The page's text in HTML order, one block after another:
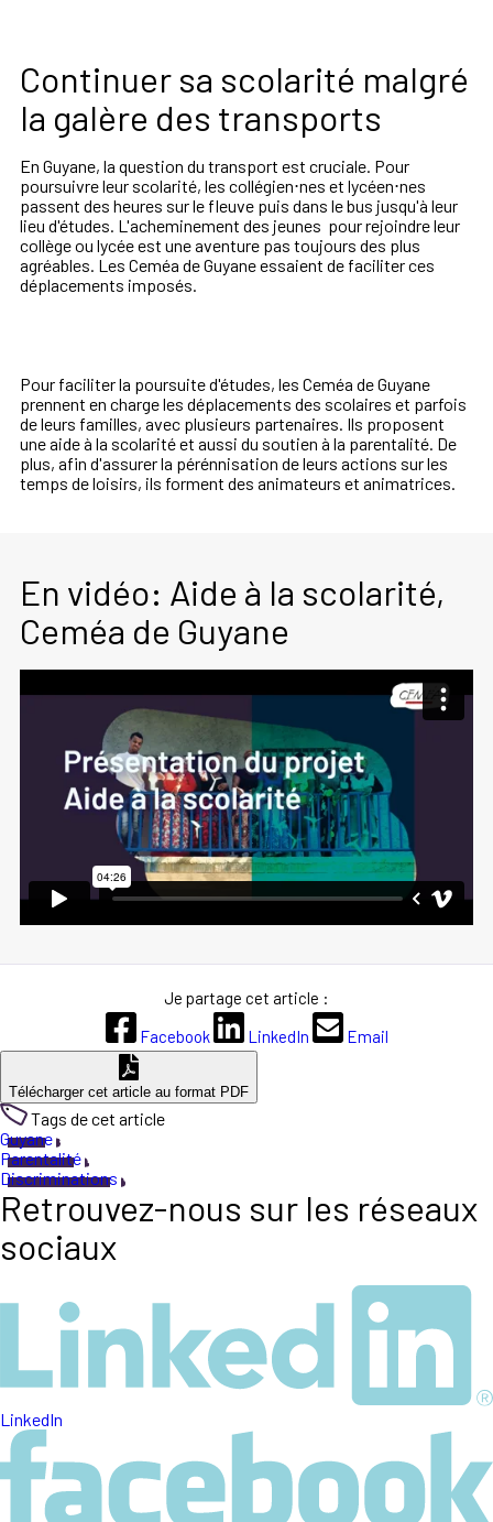
Continuer sa scolarité malgré
la galère des transports
En Guyane, la question du transport est cruciale. Pour
poursuivre leur scolarité, les collégien⋅nes et lycéen⋅nes
passent des heures sur le fleuve puis dans le bus jusqu'à leur
lieu d'études. L'acheminement des jeunes pour rejoindre leur
collège ou lycée est une aventure pas toujours des plus
agréables. Les Ceméa de Guyane essaient de faciliter ces
déplacements imposés.
Pour faciliter la poursuite d'études, les Ceméa de Guyane
prennent en charge les déplacements des scolaires et parfois
de leurs familles, avec plusieurs partenaires. Ils proposent
une aide à la scolarité et aussi du soutien à la parentalité. De
plus, afin d'assurer la pérénnisation de leurs actions sur les
temps de loisirs, ils forment des animateurs et animatrices.
En vidéo: Aide à la scolarité,
Ceméa de Guyane
Je partage cet article :
Facebook
LinkedIn Email
Télécharger cet article au format PDF
Tags de cet article
Guyane
Parentalité
Discriminations
Retrouvez-nous sur les réseaux
sociaux
LinkedIn